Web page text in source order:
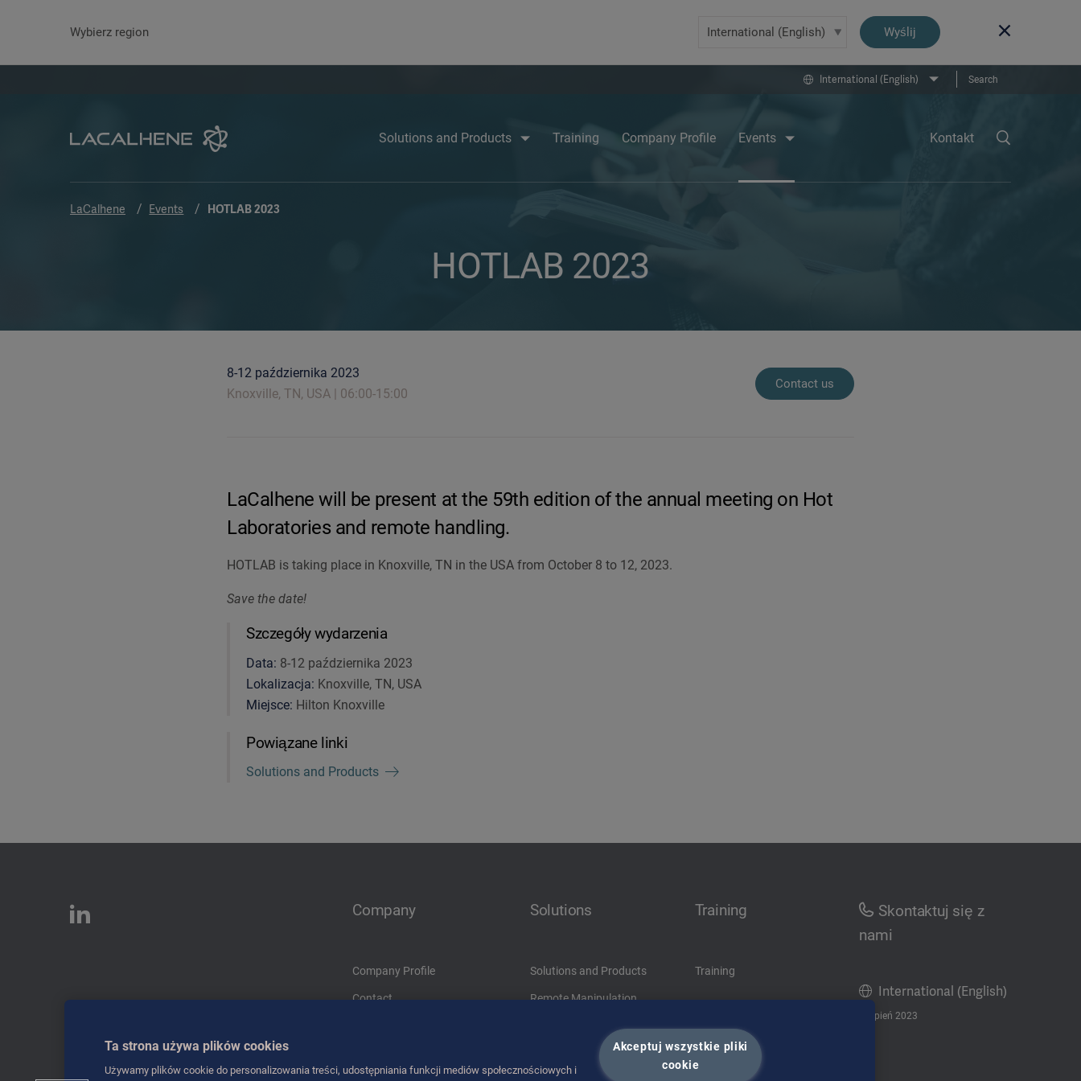
Wybierz region Wyślij
International (English) Search
Solutions and Products Training Company Profile Events Kontakt
LaCalhene Events HOTLAB 2023
HOTLAB 2023
8-12 października 2023
Knoxville, TN, USA
06:00-15:00
Contact us
LaCalhene will be present at the 59th edition of the annual meeting on Hot
Laboratories and remote handling.
HOTLAB is taking place in Knoxville, TN in the USA from October 8 to 12, 2023.
Save the date!
Szczegóły wydarzenia
Data: 8-12 października 2023
Lokalizacja: Knoxville, TN, USA
Miejsce: Hilton Knoxville
Powiązane linki
Solutions and Products
Company
Company Profile
Contact
Solutions
Solutions and Products
Remote Manipulation
Training
Training
Skontaktuj się z
nami
International (English)
sierpień 2023
Ta strona używa plików cookies
Używamy plików cookie do personalizowania treści, udostępniania funkcji mediów społecznościowych i
Akceptuj wszystkie pliki
cookie